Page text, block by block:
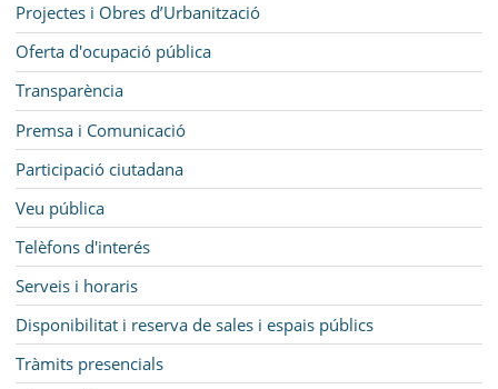
Projectes i Obres d’Urbanització
Oferta d'ocupació pública
Transparència
Premsa i Comunicació
Participació ciutadana
Veu pública
Telèfons d'interés
Serveis i horaris
Disponibilitat i reserva de sales i espais públics
Tràmits presencials